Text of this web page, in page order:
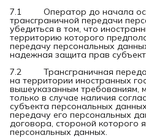
7.1 Оператор до начала
трансграничной передачи
убедиться в том, что
территорию которого
передачу персональных
надежная защита прав
7.2 Трансграничная
на территории иностранных
вышеуказанным требованиям,
только в случае наличия
субъекта персональных
передачу его персональных
договора, стороной которого
персональных данных.